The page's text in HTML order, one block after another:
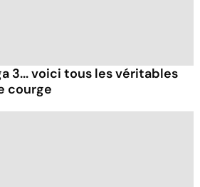
3... voici tous les véritables
courge